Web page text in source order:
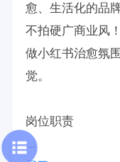
愈、生活化的品
不拍硬广商业风
做小红书治愈氛
觉。
岗位职责